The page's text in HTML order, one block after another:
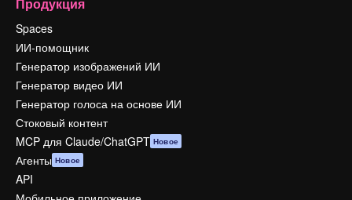
Spaces
ИИ-помощник
Генератор изображений ИИ
Генератор видео ИИ
Генератор голоса на основе ИИ
Стоковый контент
MCP для Claude/ChatGPT Новое
Агенты Новое
API